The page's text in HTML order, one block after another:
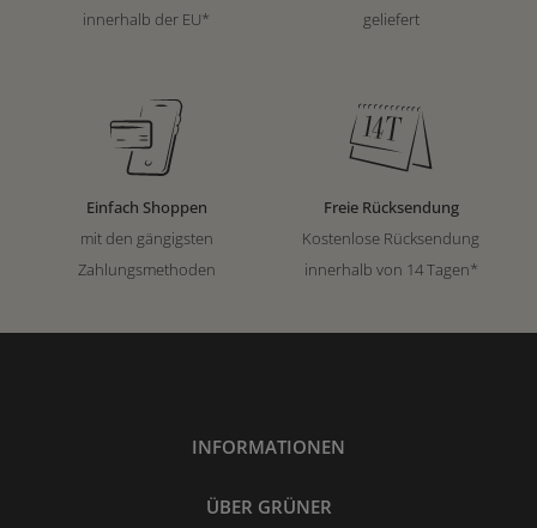
innerhalb der EU*
geliefert
Einfach Shoppen
mit den gängigsten
Zahlungsmethoden
Freie Rücksendung
Kostenlose Rücksendung
innerhalb von 14 Tagen*
INFORMATIONEN
ÜBER GRÜNER